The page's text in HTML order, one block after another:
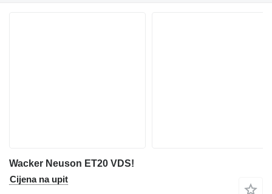
Wacker Neuson ET20 VDS!
Cijena na upit